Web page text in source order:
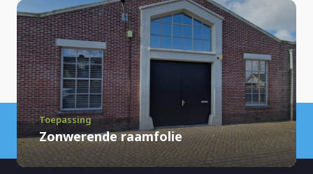
Toepassing
Zonwerende raamfolie